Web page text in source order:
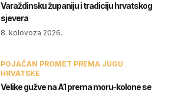
Varaždinsku županiju i tradiciju hrvatskog
sjevera
8. kolovoza 2026.
POJAČAN PROMET PREMA JUGU
HRVATSKE
Velike gužve na A1 prema moru-kolone se